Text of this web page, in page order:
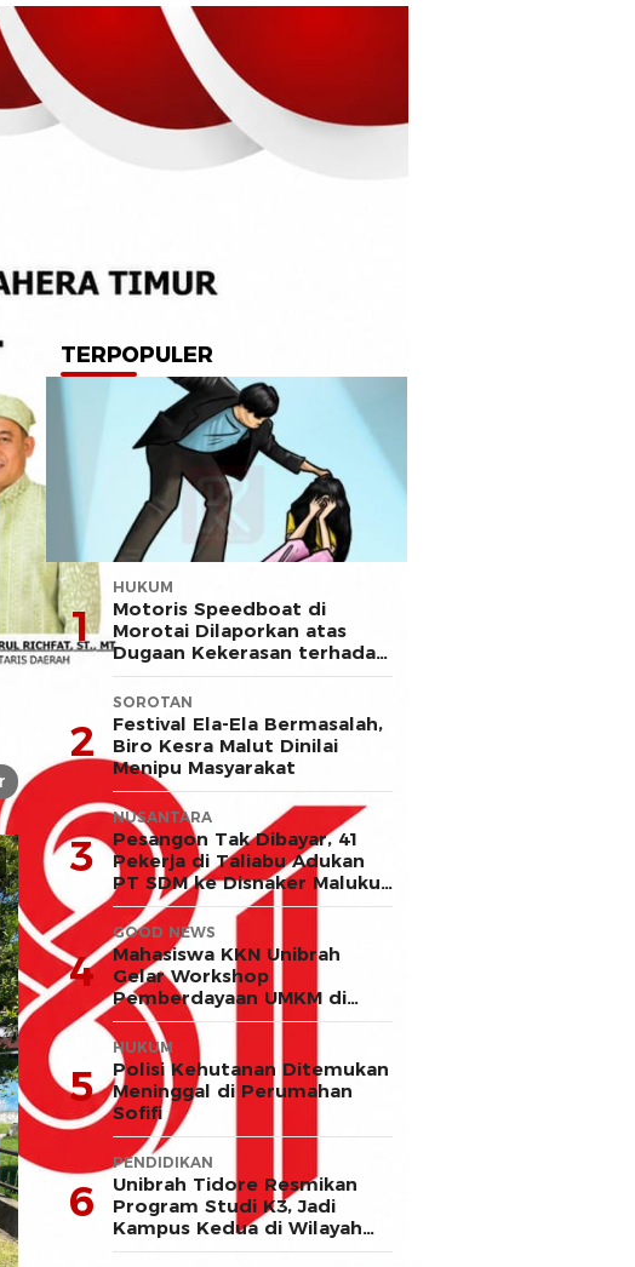
TERPOPULER
1
HUKUM
Motoris Speedboat di
Morotai Dilaporkan atas
Dugaan Kekerasan terhadap
Anak
2
SOROTAN
Festival Ela-Ela Bermasalah,
Biro Kesra Malut Dinilai
Menipu Masyarakat
3
NUSANTARA
Pesangon Tak Dibayar, 41
Pekerja di Taliabu Adukan
PT SDM ke Disnaker Maluku
Utara
4
GOOD NEWS
Mahasiswa KKN Unibrah
Gelar Workshop
Pemberdayaan UMKM di
Desa Ekor
5
HUKUM
Polisi Kehutanan Ditemukan
Meninggal di Perumahan
Sofifi
6
PENDIDIKAN
Unibrah Tidore Resmikan
Program Studi K3, Jadi
Kampus Kedua di Wilayah
LLDIKTI XII